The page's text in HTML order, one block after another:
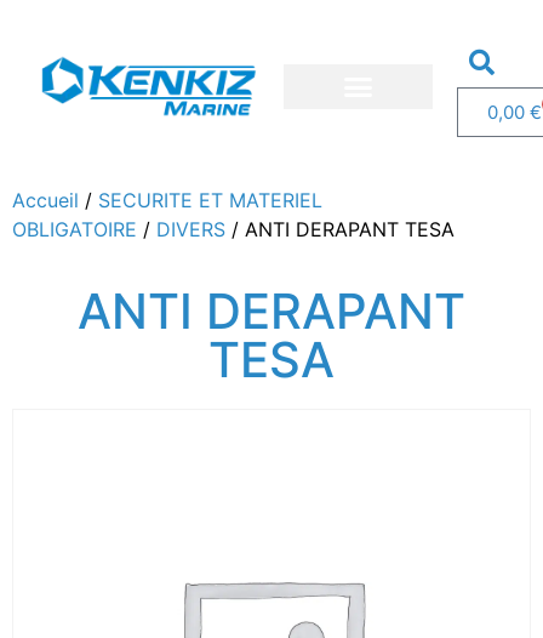
0,00 €
Accueil / SECURITE ET MATERIEL
OBLIGATOIRE / DIVERS / ANTI DERAPANT TESA
ANTI DERAPANT
TESA